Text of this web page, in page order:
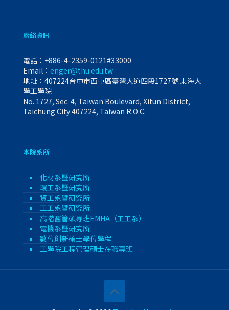
聯絡資訊
電話： +886-4-2359-0121#33000
Email： enger@thu.edu.tw
地址：407224台中市西屯區臺灣大道四段1727號 東海大
學工學院
No. 1727, Sec. 4, Taiwan Boulevard, Xitun District,
Taichung City 407224, Taiwan R.O.C.
本院系所
化材系暨研究所
環工系暨研究所
資工系暨研究所
工工系暨研究所
高階醫管碩專班EMHA（工工系）
電機系暨研究所
數位創新碩士學位學程
工學院工程管理碩士在職專班